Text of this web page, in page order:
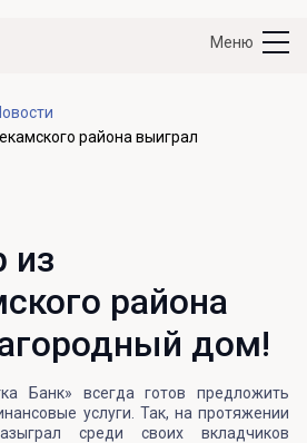
Меню
района выиграл
из
района
дом!
Банк» всегда готов предложить
услуги. Так, на протяжении
среди своих вкладчиков